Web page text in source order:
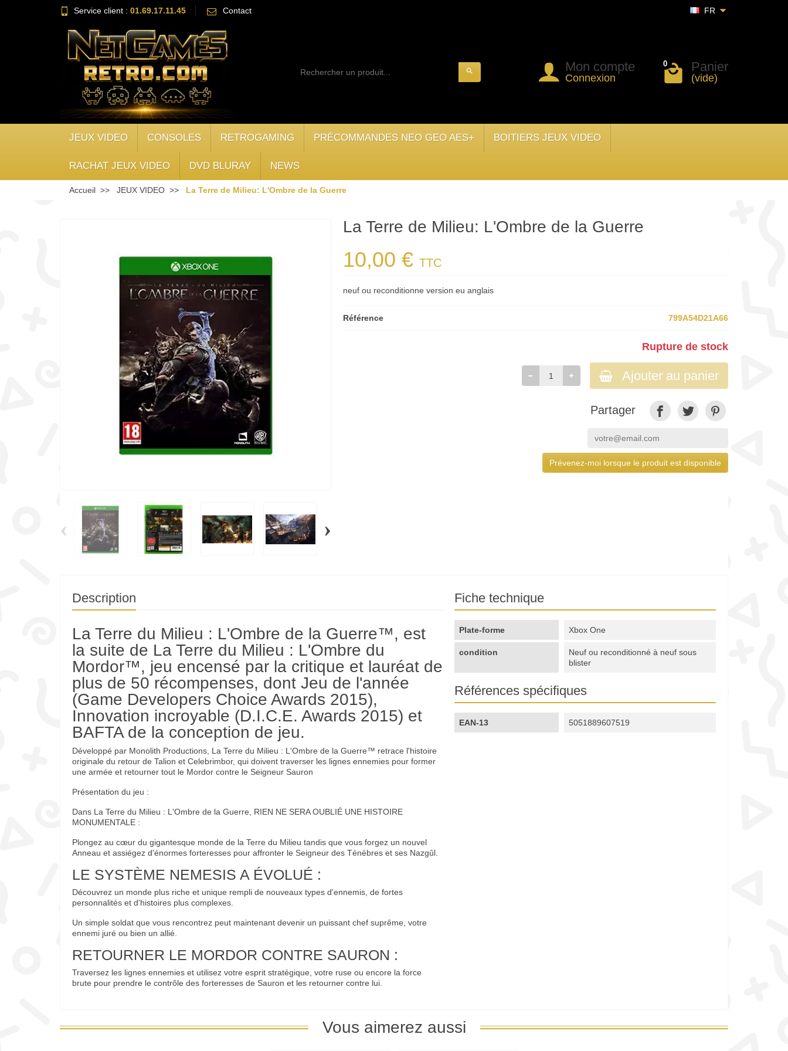
Service client : 01.69.17.11.45 Contact FR
search Mon compte
Connexion
0 Panier
(vide)
JEUX VIDEO CONSOLES RETROGAMING PRÉCOMMANDES NEO GEO AES+ BOITIERS JEUX VIDEO
RACHAT JEUX VIDEO DVD BLURAY NEWS
Accueil JEUX VIDEO La Terre de Milieu: L'Ombre de la Guerre
‹ ›
La Terre de Milieu: L'Ombre de la Guerre
10,00 €TTC
neuf ou reconditionne version eu anglais
Référence 799A54D21A66
Rupture de stock
Ajouter au panier
Partager
Prévenez-moi lorsque le produit est disponible
Description
La Terre du Milieu : L'Ombre de la Guerre™, est
la suite de La Terre du Milieu : L'Ombre du
Mordor™, jeu encensé par la critique et lauréat de
plus de 50 récompenses, dont Jeu de l'année
(Game Developers Choice Awards 2015),
Innovation incroyable (D.I.C.E. Awards 2015) et
BAFTA de la conception de jeu.
Développé par Monolith Productions, La Terre du Milieu : L'Ombre de la Guerre™ retrace l'histoire
originale du retour de Talion et Celebrimbor, qui doivent traverser les lignes ennemies pour former
une armée et retourner tout le Mordor contre le Seigneur Sauron
Présentation du jeu :
Dans La Terre du Milieu : L'Ombre de la Guerre, RIEN NE SERA OUBLIÉ UNE HISTOIRE
MONUMENTALE :
Plongez au cœur du gigantesque monde de la Terre du Milieu tandis que vous forgez un nouvel
Anneau et assiégez d'énormes forteresses pour affronter le Seigneur des Ténèbres et ses Nazgûl.
LE SYSTÈME NEMESIS A ÉVOLUÉ :
Découvrez un monde plus riche et unique rempli de nouveaux types d'ennemis, de fortes
personnalités et d'histoires plus complexes.
Un simple soldat que vous rencontrez peut maintenant devenir un puissant chef suprême, votre
ennemi juré ou bien un allié.
RETOURNER LE MORDOR CONTRE SAURON :
Traversez les lignes ennemies et utilisez votre esprit stratégique, votre ruse ou encore la force
brute pour prendre le contrôle des forteresses de Sauron et les retourner contre lui.
Fiche technique
Plate-forme Xbox One
condition
Neuf ou reconditionné à neuf sous
blister
Références spécifiques
EAN-13 5051889607519
Vous aimerez aussi